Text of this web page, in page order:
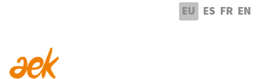
EU ES FR EN